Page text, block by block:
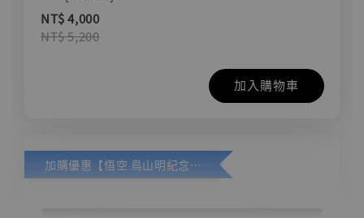
NT$ 4,000
NT$ 5,200
加入購物車
加購優惠【悟空 鳥山明紀念款 [奇蹟工作室]】